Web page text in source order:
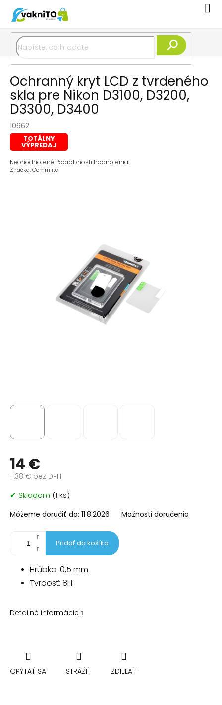
obsah
Ochranný kryt LCD z tvrdeného
skla pre Nikon D3100, D3200,
D3300, D3400
10662
TOTÁLNY
VÝPREDAJ
Priemerné
hodnotenie
Neohodnotené Podrobnosti hodnotenia
Značka:Commlite
14 €
11,38 € bez DPH
Jednotková
cena:
✔ Skladom (1 ks)
Môžeme doručiť do: 11.8.2026 Možnosti doručenia
Pridať do košíka
Hrúbka: 0,5 mm
Tvrdosť: 8H
Detailné informácie
OPÝTAŤ SA STRÁŽIŤ ZDIEĽAŤ